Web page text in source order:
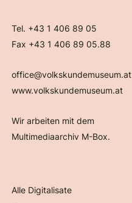
Tel. +43 1 406 89 05
Fax +43 1 406 89 05.88
office@volkskundemuseum.at
www.volkskundemuseum.at
Wir arbeiten mit dem
Multimediaarchiv M-Box.
Alle Digitalisate